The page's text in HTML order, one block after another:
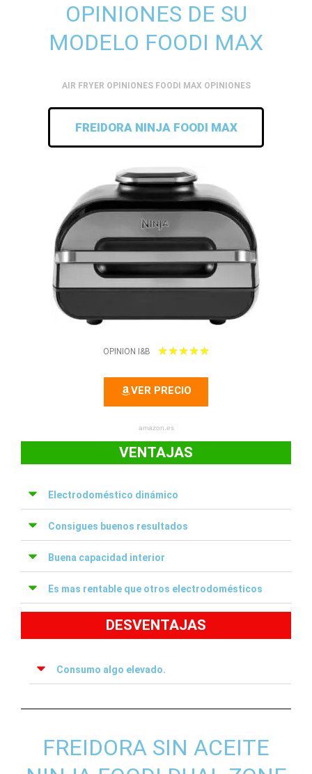
OPINIONES DE SU
MODELO FOODI MAX
AIR FRYER OPINIONES FOODI MAX OPINIONES
FREIDORA NINJA FOODI MAX
OPINION I&B ★★★★★5
VER PRECIO
amazon.es
VENTAJAS
Electrodoméstico dinámico
Consigues buenos resultados
Buena capacidad interior
Es mas rentable que otros electrodomésticos
DESVENTAJAS
Consumo algo elevado.
FREIDORA SIN ACEITE